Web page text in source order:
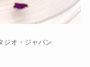
ジオ・ジャパン